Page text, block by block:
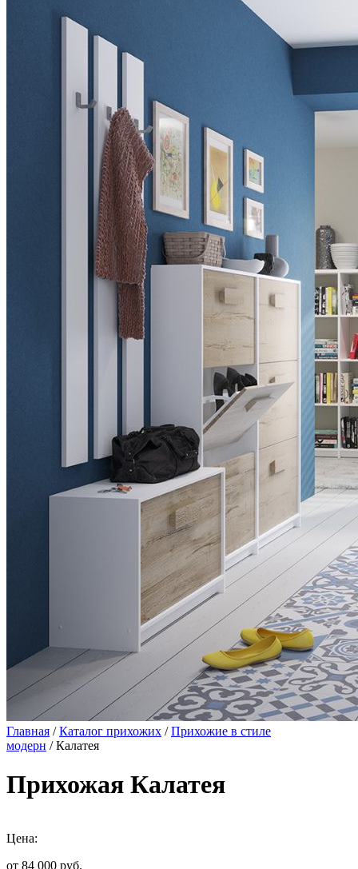
Главная /Каталог прихожих /Прихожие в стиле
модерн / Калатея
Прихожая Калатея
Цена:
от 84 000 руб.